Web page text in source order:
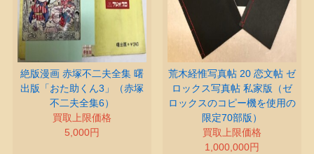
絶版漫画 赤塚不二夫全集 曙
出版「おた助くん3」（赤塚
不二夫全集6）
買取上限価格
5,000円
荒木経惟写真帖 20 恋文帖 ゼ
ロックス写真帖 私家版（ゼ
ロックスのコピー機を使用の
限定70部版）
買取上限価格
1,000,000円